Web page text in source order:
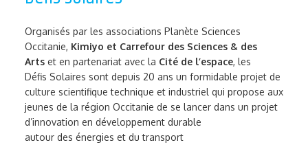
Organisés par les associations Planète Sciences
Occitanie, Kimiyo et Carrefour des Sciences & des
Arts et en partenariat avec la Cité de l’espace, les
Défis Solaires sont depuis 20 ans un formidable projet de
culture scientifique technique et industriel qui propose aux
jeunes de la région Occitanie de se lancer dans un projet
d’innovation en développement durable
autour des énergies et du transport